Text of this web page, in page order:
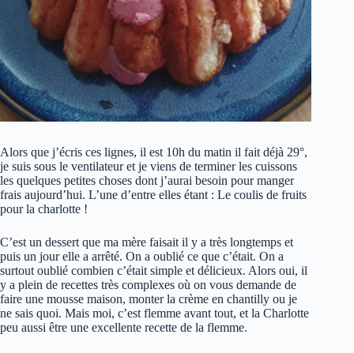
Alors que j’écris ces lignes, il est 10h du matin il fait déjà 29°,
je suis sous le ventilateur et je viens de terminer les cuissons
les quelques petites choses dont j’aurai besoin pour manger
frais aujourd’hui. L’une d’entre elles étant : Le coulis de fruits
pour la charlotte !
C’est un dessert que ma mère faisait il y a très longtemps et
puis un jour elle a arrêté. On a oublié ce que c’était. On a
surtout oublié combien c’était simple et délicieux. Alors oui, il
y a plein de recettes très complexes où on vous demande de
faire une mousse maison, monter la crème en chantilly ou je
ne sais quoi. Mais moi, c’est flemme avant tout, et la Charlotte
peu aussi être une excellente recette de la flemme.